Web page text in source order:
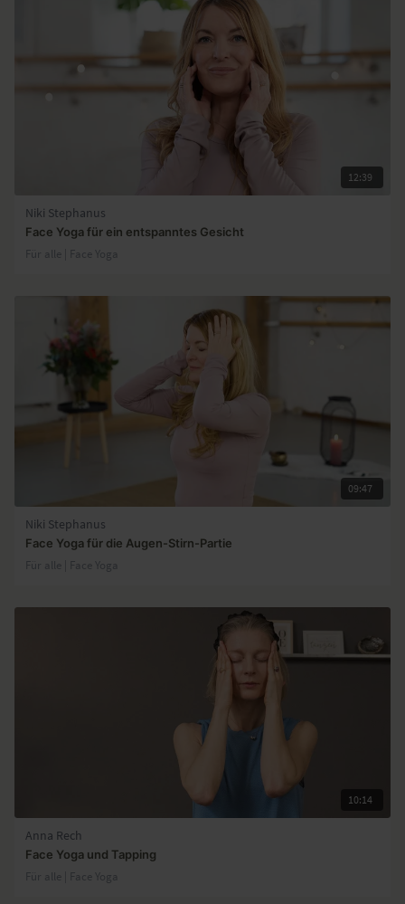
12:39
Niki Stephanus
Face Yoga für ein entspanntes Gesicht
Für alle | Face Yoga
09:47
Niki Stephanus
Face Yoga für die Augen-Stirn-Partie
Für alle | Face Yoga
10:14
Anna Rech
Face Yoga und Tapping
Für alle | Face Yoga